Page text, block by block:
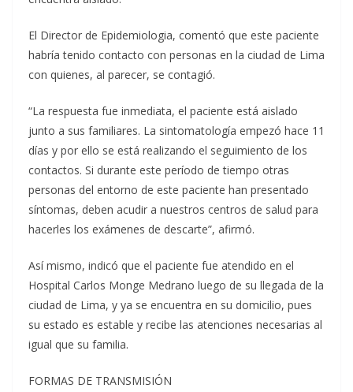
El Director de Epidemiologia, comentó que este paciente
habría tenido contacto con personas en la ciudad de Lima
con quienes, al parecer, se contagió.
“La respuesta fue inmediata, el paciente está aislado
junto a sus familiares. La sintomatología empezó hace 11
días y por ello se está realizando el seguimiento de los
contactos. Si durante este período de tiempo otras
personas del entorno de este paciente han presentado
síntomas, deben acudir a nuestros centros de salud para
hacerles los exámenes de descarte”, afirmó.
Así mismo, indicó que el paciente fue atendido en el
Hospital Carlos Monge Medrano luego de su llegada de la
ciudad de Lima, y ya se encuentra en su domicilio, pues
su estado es estable y recibe las atenciones necesarias al
igual que su familia.
FORMAS DE TRANSMISIÓN